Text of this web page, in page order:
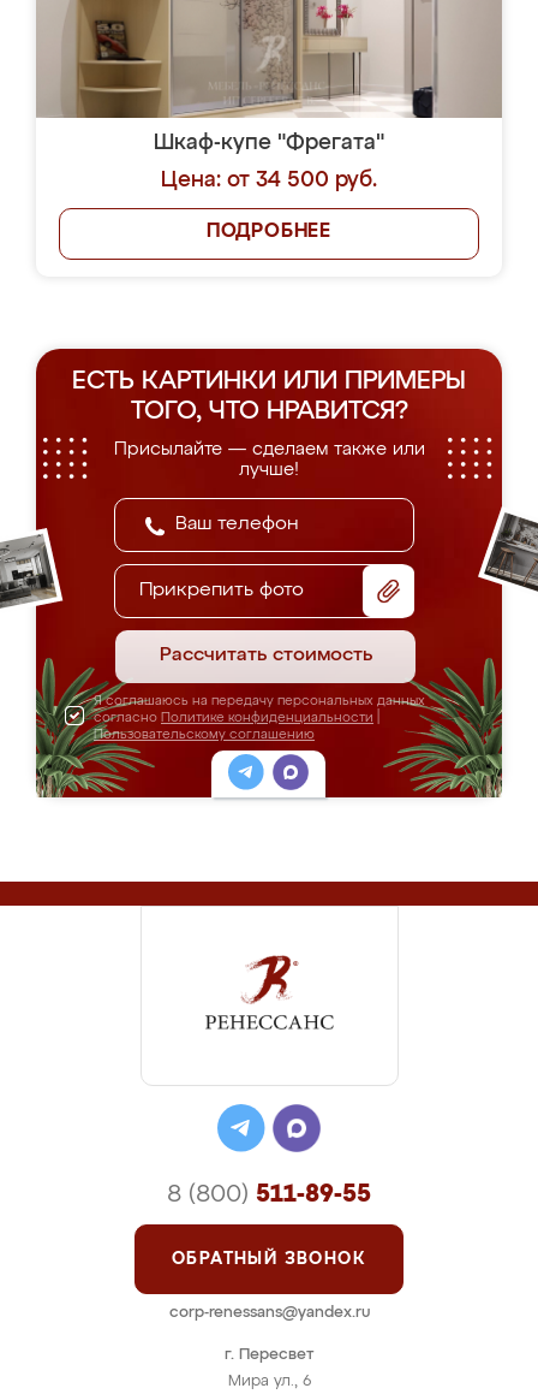
Шкаф-купе "Фрегата"
Цена: от 34 500 руб.
ПОДРОБНЕЕ
ЕСТЬ КАРТИНКИ ИЛИ ПРИМЕРЫ
ТОГО, ЧТО НРАВИТСЯ?
Присылайте — сделаем также или
лучше!
Прикрепить фото
Рассчитать стоимость
Я соглашаюсь на передачу персональных данных
согласно Политике конфиденциальности
Пользовательскому соглашению
г. Пересвет
Мира ул., 6
8 (800) 511-89-55
ОБРАТНЫЙ ЗВОНОК
corp-renessans@yandex.ru